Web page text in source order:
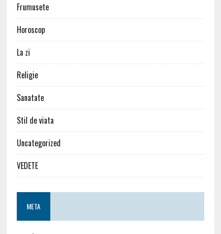
Frumusete
Horoscop
La zi
Religie
Sanatate
Stil de viata
Uncategorized
VEDETE
META